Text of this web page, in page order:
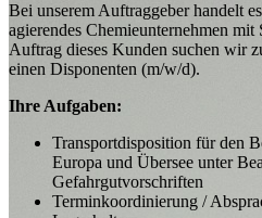
Bei unserem Auftraggeber handelt
agierendes Chemieunternehmen
Auftrag dieses Kunden suchen wir
einen Disponenten (m/w/d).
Ihre Aufgaben:
Transportdisposition für den
Europa und Übersee unter
Gefahrgutvorschriften
Terminkoordinierung /